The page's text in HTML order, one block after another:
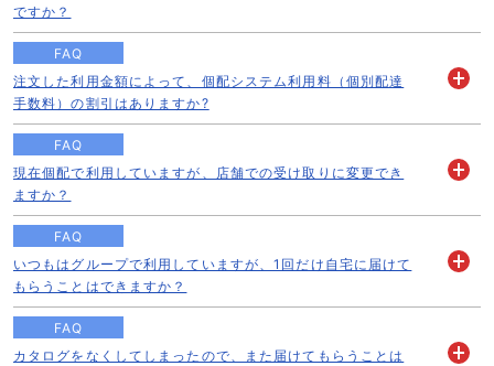
ですか？
く
FAQ
注文した利用金額によって、個配システム利用料（個別配達
手数料）の割引はありますか?
く
FAQ
現在個配で利用していますが、店舗での受け取りに変更でき
ますか？
く
FAQ
いつもはグループで利用していますが、1回だけ自宅に届けて
もらうことはできますか？
く
FAQ
カタログをなくしてしまったので、また届けてもらうことは